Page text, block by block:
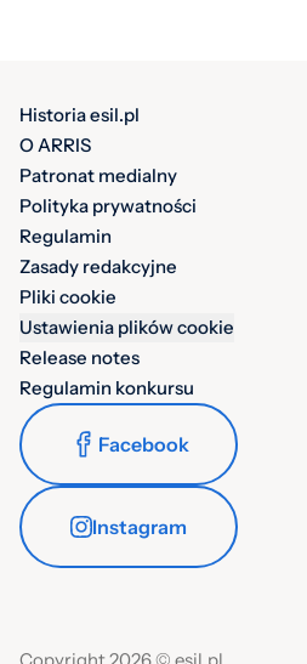
Historia esil.pl
O ARRIS
Patronat medialny
Polityka prywatności
Regulamin
Zasady redakcyjne
Pliki cookie
Ustawienia plików cookie
Release notes
Regulamin konkursu
Facebook
Instagram
Copyright 2026 © esil.pl